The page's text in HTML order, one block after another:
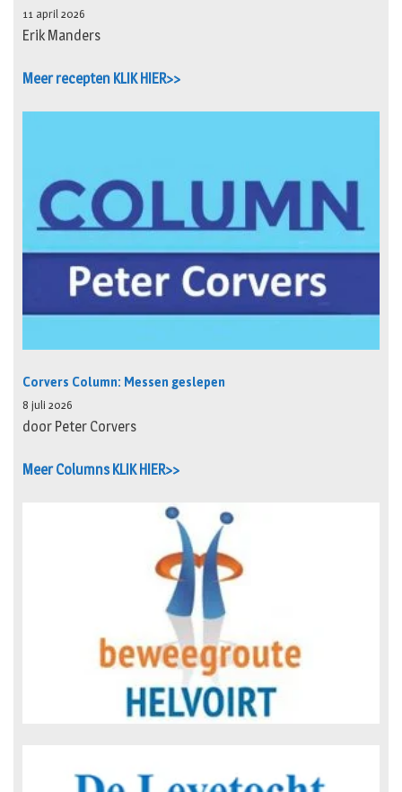
11 april 2026
Erik Manders
Meer recepten KLIK HIER>>
Corvers Column: Messen geslepen
8 juli 2026
door Peter Corvers
Meer Columns KLIK HIER>>